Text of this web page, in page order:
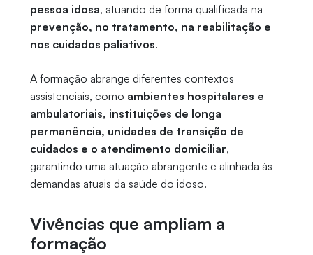
pessoa idosa, atuando de forma qualificada na
prevenção, no tratamento, na reabilitação e
nos cuidados paliativos.
A formação abrange diferentes contextos
assistenciais, como ambientes hospitalares e
ambulatoriais, instituições de longa
permanência, unidades de transição de
cuidados e o atendimento domiciliar,
garantindo uma atuação abrangente e alinhada às
demandas atuais da saúde do idoso.
Vivências que ampliam a
formação